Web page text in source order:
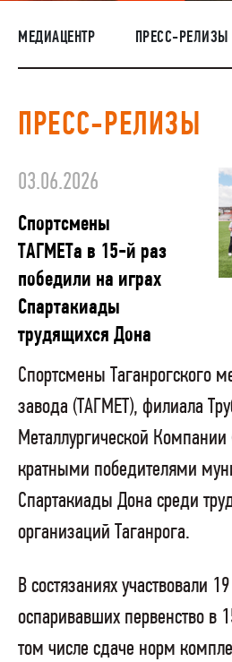
НАШИ ЛЮДИ
ОКРУЖАЮЩАЯ СРЕДА
ЗАКУПКИ
МЕДИАЦЕНТР ПРЕСС-РЕЛИЗЫ
ПРЕСС-РЕЛИЗЫ
03.06.2026
Спортсмены
ТАГМЕТа в 15-й раз
победили на играх
Спартакиады
трудящихся Дона
Спортсмены Таганрогского
завода (ТАГМЕТ), филиала
Металлургической
кратными победителями
Спартакиады Дона среди
организаций Таганрога.
В состязаниях участвовали
оспаривавших первенство в
том числе сдаче норм